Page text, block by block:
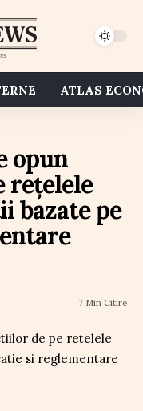
ATLAS
opun
rețelele
bazate pe
7 Min Citire